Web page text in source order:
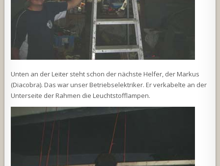
Unten an der Leiter steht schon der nächste Helfer, der Markus
(Diacobra). Das war unser Betriebselektriker. Er verkabelte an der
Unterseite der Rahmen die Leuchtstofflampen.